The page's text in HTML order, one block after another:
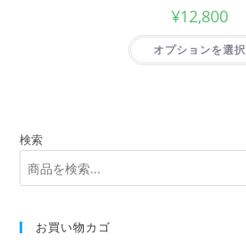
¥12,800
オプションを選択
検索
お買い物カゴ